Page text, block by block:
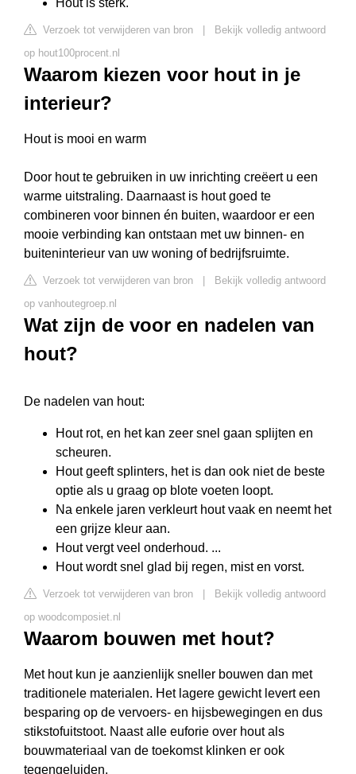
Hout is sterk.
Verzoek tot verwijderen van bron
Bekijk volledig antwoord
op hout100procent.nl
Waarom kiezen voor hout in je
interieur?
Hout is mooi en warm
Door hout te gebruiken in uw inrichting creëert u een
warme uitstraling. Daarnaast is hout goed te
combineren voor binnen én buiten, waardoor er een
mooie verbinding kan ontstaan met uw binnen- en
buiteninterieur van uw woning of bedrijfsruimte.
Verzoek tot verwijderen van bron
Bekijk volledig antwoord
op vanhoutegroep.nl
Wat zijn de voor en nadelen van
hout?
De nadelen van hout:
Hout rot, en het kan zeer snel gaan splijten en
scheuren.
Hout geeft splinters, het is dan ook niet de beste
optie als u graag op blote voeten loopt.
Na enkele jaren verkleurt hout vaak en neemt het
een grijze kleur aan.
Hout vergt veel onderhoud. ...
Hout wordt snel glad bij regen, mist en vorst.
Verzoek tot verwijderen van bron
Bekijk volledig antwoord
op woodcomposiet.nl
Waarom bouwen met hout?
Met hout kun je aanzienlijk sneller bouwen dan met
traditionele materialen. Het lagere gewicht levert een
besparing op de vervoers- en hijsbewegingen en dus
stikstofuitstoot. Naast alle euforie over hout als
bouwmateriaal van de toekomst klinken er ook
tegengeluiden.